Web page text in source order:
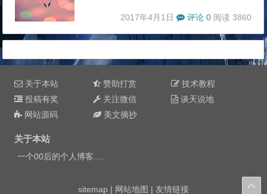
2017年4月1日 评论 0 阅读 3860
关于本站 赞助打赏
技术教程
投稿有奖
关注微信
谈天说地
网站源码
美文摘抄
关于本站
一个00后的个人博客....
sitemap | 网站地图 | 友情链接